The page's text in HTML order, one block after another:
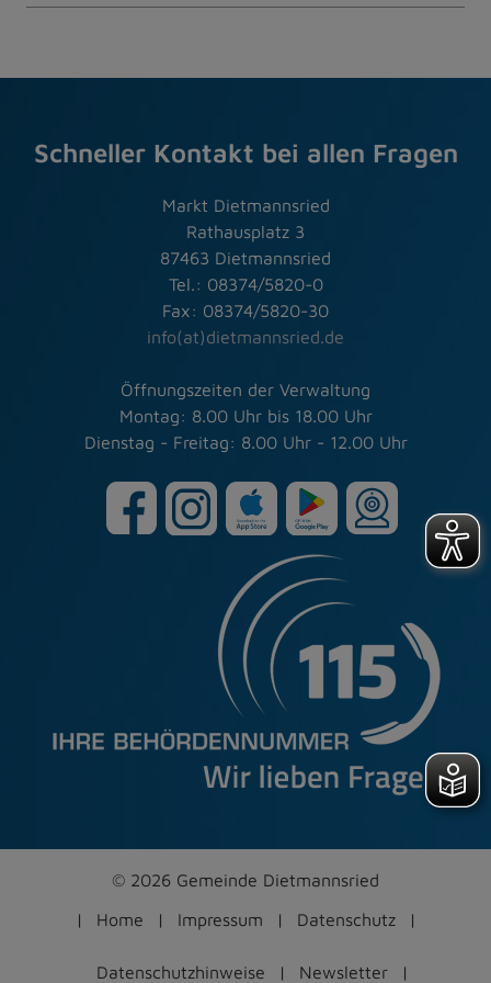
Schneller Kontakt bei allen Fragen
Markt Dietmannsried
Rathausplatz 3
87463 Dietmannsried
Tel.: 08374/5820-0
Fax: 08374/5820-30
info(at)dietmannsried.de
Öffnungszeiten der Verwaltung
Montag: 8.00 Uhr bis 18.00 Uhr
Dienstag - Freitag: 8.00 Uhr - 12.00 Uhr
© 2026 Gemeinde Dietmannsried
Home
Impressum Datenschutz
Datenschutzhinweise Newsletter